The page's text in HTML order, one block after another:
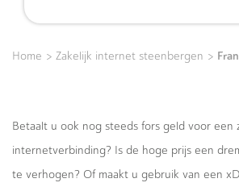
Home > Zakelijk internet steenbergen >
Betaalt u ook nog steeds fors geld voor een
internetverbinding? Is de hoge prijs een
te verhogen? Of maakt u gebruik van een